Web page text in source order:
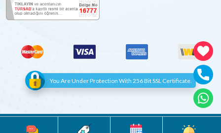
You Are Under Protection With 256 Bit SSL Certificate.
© Copyright 2012 - 2022 | All Rights Reserved